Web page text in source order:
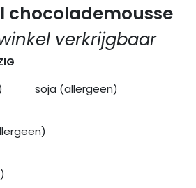
chocolademousse
verkrijgbaar
soja (allergeen)